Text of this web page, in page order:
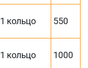
1 кольцо 550
1 кольцо 1000